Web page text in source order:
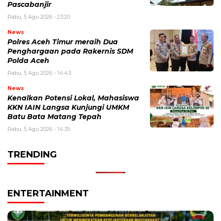
Pascabanjir
Rabu, 5 Agu 2026 - 23:20
News
Polres Aceh Timur meraih Dua
Penghargaan pada Rakernis SDM
Polda Aceh
Rabu, 5 Agu 2026 - 14:43
News
Kenalkan Potensi Lokal, Mahasiswa
KKN IAIN Langsa Kunjungi UMKM
Batu Bata Matang Tepah
Rabu, 5 Agu 2026 - 14:35
TRENDING
ENTERTAINMENT